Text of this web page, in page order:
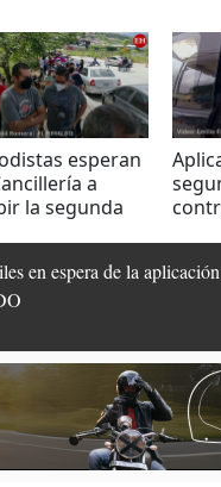
esperan
a
la segunda
en espera de la